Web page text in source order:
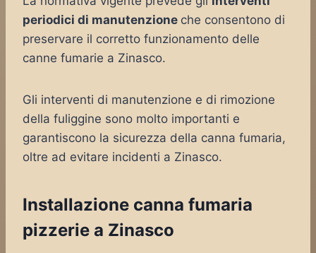
periodici di manutenzione che consentono di
preservare il corretto funzionamento delle
canne fumarie a Zinasco.
Gli interventi di manutenzione e di rimozione
della fuliggine sono molto importanti e
garantiscono la sicurezza della canna fumaria,
oltre ad evitare incidenti a Zinasco.
Installazione canna fumaria
pizzerie a Zinasco